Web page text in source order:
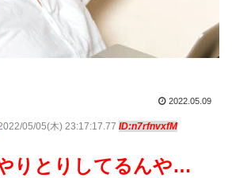
2022.05.09
05/05(木) 23:17:17.77 ID:n7rfnvxfM
りとりしてるんや…